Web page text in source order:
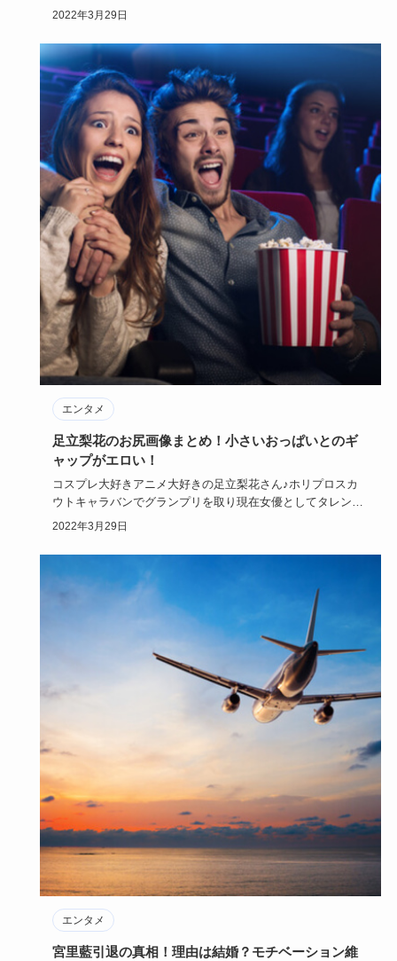
公に肩入れした…
2022年3月29日
エンタメ
足立梨花のお尻画像まとめ！小さいおっぱいとのギ
ャップがエロい！
コスプレ大好きアニメ大好きの足立梨花さん♪ホリプロスカ
ウトキャラバンでグランプリを取り現在女優としてタレント
として活躍中。…
2022年3月29日
エンタメ
宮里藍引退の真相！理由は結婚？モチベーション維